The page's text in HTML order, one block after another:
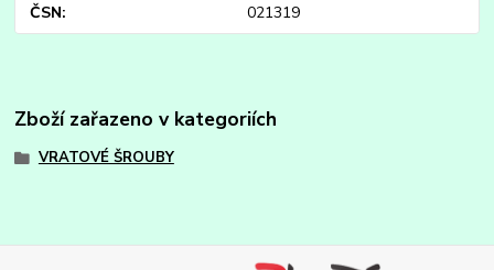
ČSN 021319
Zboží zařazeno v kategoriích
VRATOVÉ ŠROUBY